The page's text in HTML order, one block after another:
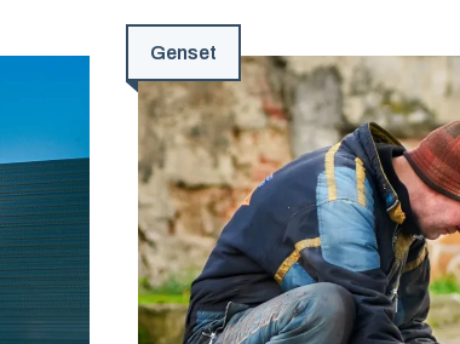
Genset